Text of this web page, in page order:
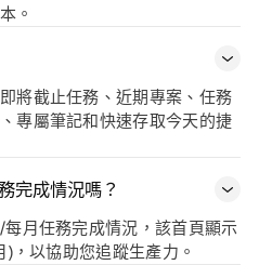
。
將截止任務、近期專案、任務
專屬筆記和快速存取今天的捷
完成情況嗎？
月任務完成情況，該首頁顯示
，以協助您追蹤生產力。